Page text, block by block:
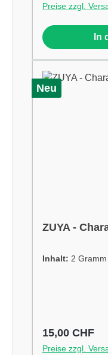
Preise zzgl.
In
Neu
ZUYA -
Inhalt: 2 Gramm
Regulärer
15,00 CHF
Preise zzgl.